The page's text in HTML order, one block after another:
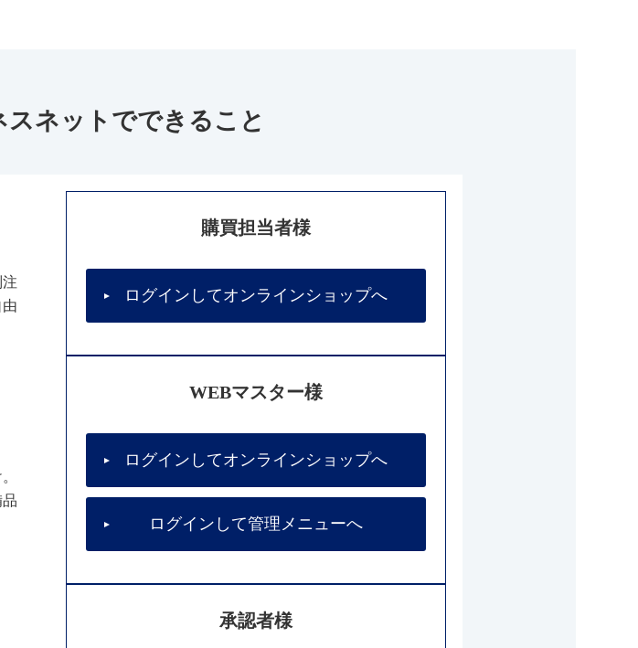
スネットでできること
購買担当者様
ログインしてオンラインショップへ
WEBマスター様
ログインしてオンラインショップへ
ログインして管理メニューへ
承認者様